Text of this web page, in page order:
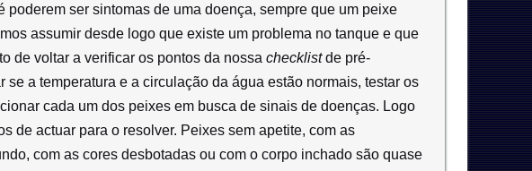
poderem ser sintomas de uma doença, sempre que um peixe
assumir desde logo que existe um problema no tanque e que
de voltar a verificar os pontos da nossachecklistde pré-
a temperatura e a circulação da água estão normais, testar os
cada um dos peixes em busca de sinais de doenças. Logo
de actuar para o resolver. Peixes sem apetite, com as
com as cores desbotadas ou com o corpo inchado são quase